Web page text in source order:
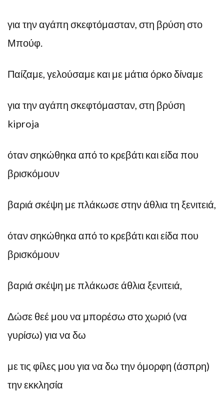
για την αγάπη σκεφτόμασταν, στη βρύση στο
Μπούφ.
Παίζαμε, γελούσαμε και με μάτια όρκο δίναμε
για την αγάπη σκεφτόμασταν, στη βρύση
kiproja
όταν σηκώθηκα από το κρεβάτι και είδα που
βρισκόμουν
βαριά σκέψη με πλάκωσε στην άθλια τη ξενιτειά,
όταν σηκώθηκα από το κρεβάτι και είδα που
βρισκόμουν
βαριά σκέψη με πλάκωσε άθλια ξενιτειά,
Δώσε θεέ μου να μπορέσω στο χωριό (να
γυρίσω) για να δω
με τις φίλες μου για να δω την όμορφη (άσπρη)
την εκκλησία